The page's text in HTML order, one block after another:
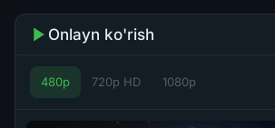
Onlayn ko'rish
480p 720p HD 1080p